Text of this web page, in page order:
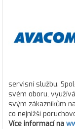
servisní službu.
svém oboru,
svým zákazníkům
co nejnižší
Více informací na